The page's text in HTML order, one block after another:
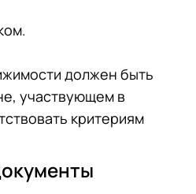
должен быть
участвующем в
критериям